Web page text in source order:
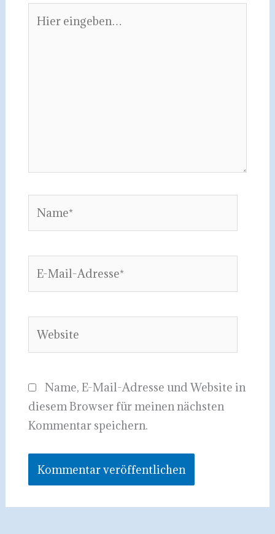
eingeben…
Mail-
Name, E-Mail-Adresse und Website in
diesem Browser für meinen nächsten
Kommentar speichern.